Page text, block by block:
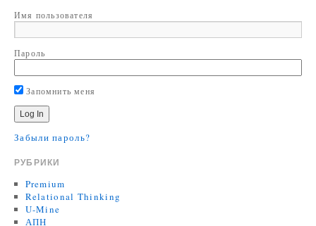
Имя пользователя
Пароль
Запомнить меня
Забыли пароль?
РУБРИКИ
Premium
Relational Thinking
U-Mine
АПН